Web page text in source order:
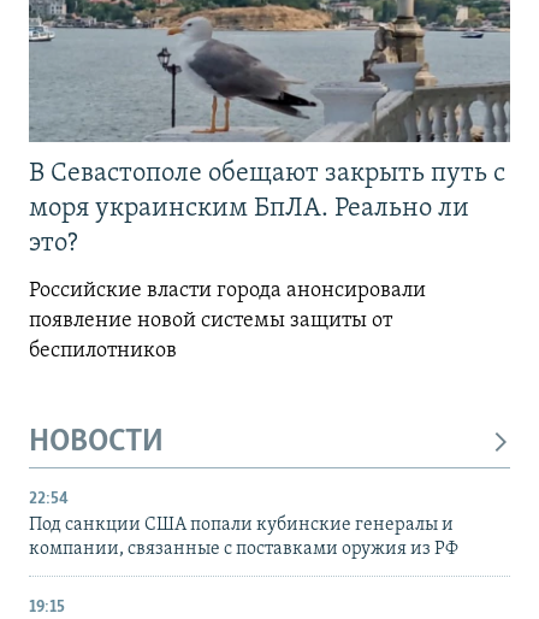
В Севастополе обещают закрыть путь с
моря украинским БпЛА. Реально ли
это?
Российские власти города анонсировали
появление новой системы защиты от
беспилотников
НОВОСТИ
22:54
Под санкции США попали кубинские генералы и
компании, связанные с поставками оружия из РФ
19:15